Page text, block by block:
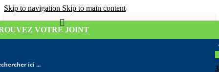
Skip to navigation Skip to main content
VOTRE JOINT